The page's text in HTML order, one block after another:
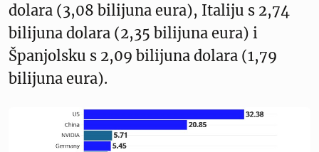
dolara (3,08 bilijuna eura), Italiju s 2,74
bilijuna dolara (2,35 bilijuna eura) i
Španjolsku s 2,09 bilijuna dolara (1,79
bilijuna eura).